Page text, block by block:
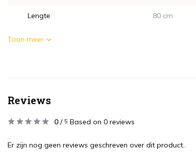
Lengte 80 cm
Toon meer
Reviews
0 / 5 Based on 0 reviews
Er zijn nog geen reviews geschreven over dit product..